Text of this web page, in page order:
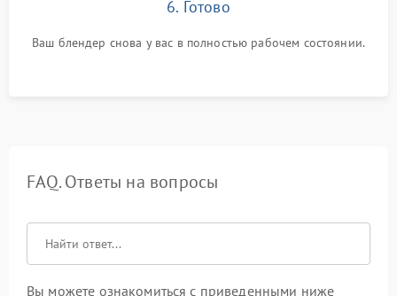
6. Готово
Ваш блендер снова у вас в полностью рабочем состоянии.
FAQ. Ответы на вопросы
Вы можете ознакомиться с приведенными ниже